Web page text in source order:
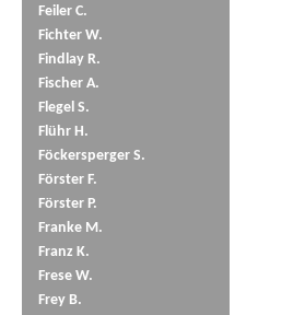
Feiler C.
Fichter W.
Findlay R.
Fischer A.
Flegel S.
Flühr H.
Föckersperger S.
Förster F.
Förster P.
Franke M.
Franz K.
Frese W.
Frey B.